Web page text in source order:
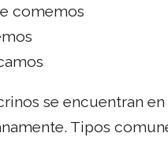
comemos
se encuentran
Tipos